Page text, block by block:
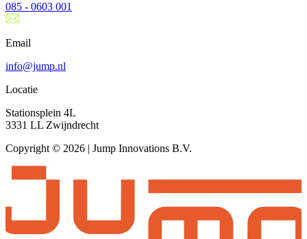
085 - 0603 001
Email
info@jump.nl
Locatie
Stationsplein 4L
3331 LL Zwijndrecht
Copyright © 2026 | Jump Innovations B.V.